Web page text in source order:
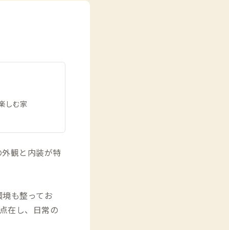
しむ家
観と内装が特
も整ってお
在し、日常の